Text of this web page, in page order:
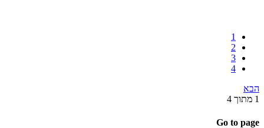
1
2
3
4
הבא
1 מתוך 4
Go to page